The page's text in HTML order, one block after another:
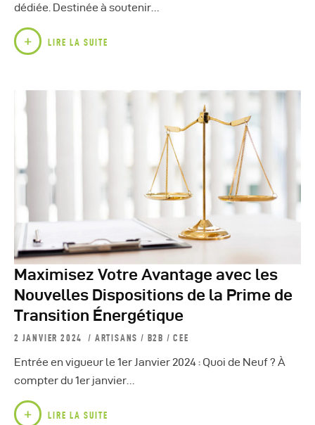
dédiée. Destinée à soutenir…
LIRE LA SUITE
Maximisez Votre Avantage avec les
Nouvelles Dispositions de la Prime de
Transition Énergétique
2 JANVIER 2024 ARTISANS / B2B /CEE
Entrée en vigueur le 1er Janvier 2024 : Quoi de Neuf ? À
compter du 1er janvier…
LIRE LA SUITE